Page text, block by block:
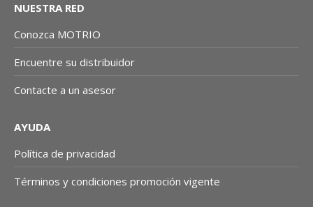
NUESTRA RED
Conozca MOTRIO
Encuentre su distribuidor
Contacte a un asesor
AYUDA
Política de privacidad
Términos y condiciones promoción vigente